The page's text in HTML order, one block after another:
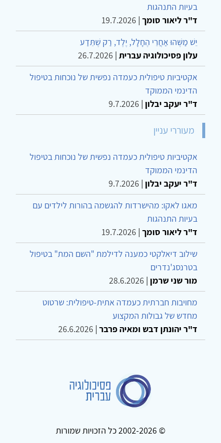
בעיות התנהגות
ד"ר ליאור סומך |
19.7.2026
יֵשׁ מַשֶּׁהוּ אַחֲרֵי הֶחָלָל, יֶלֶד, רַק שֶׁתֵּדַע
עלון פסיכולוגיה עברית |
26.7.2026
אקטיביות טיפולית כעמדה נפשית של נוכחות בטיפול
הדינמי הממוקד
ד"ר יעקב יבלון |
9.7.2026
מעוררי עניין
אקטיביות טיפולית כעמדה נפשית של נוכחות בטיפול
הדינמי הממוקד
ד"ר יעקב יבלון |
9.7.2026
מאגו לאקו: מהישרדות להגשמה בהורות לילדים עם
בעיות התנהגות
ד"ר ליאור סומך |
19.7.2026
שילוב דיאלקטי כמענה לדילמת "השם המת" בטיפול
בטרנסג'נדרים
מור שני שרמן |
28.6.2026
מחויבות חברתית כעמדה אתית-טיפולית: שרטוט
מחדש של גבולות המקצוע
ד"ר יהונתן דבש ומאיה פרבר |
26.6.2026
© 2002-2026 כל הזכויות שמורות